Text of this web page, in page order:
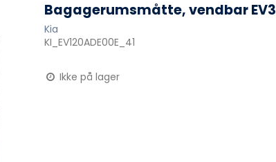
Bagagerumsmåtte, vendbar EV3
Kia
KI_EV120ADE00E_41
Ikke på lager